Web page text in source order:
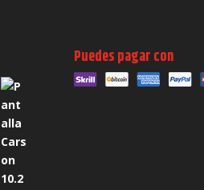
Puedes pagar con